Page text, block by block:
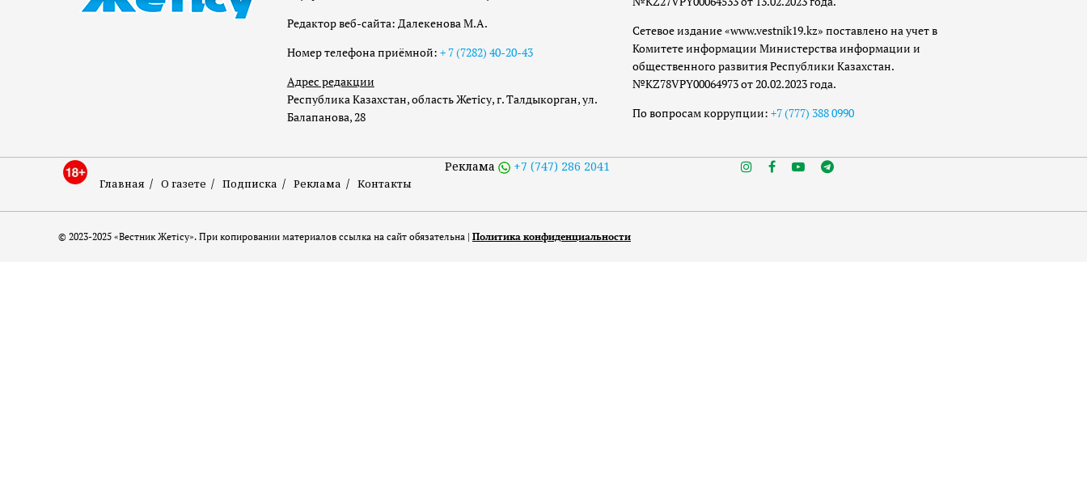
Редактор веб-сайта: Далекенова М.А.
Номер телефона приёмной: + 7 (7282) 40-20-43
Адрес редакции
Республика Казахстан, область Жетісу, г. Талдыкорган, ул.
Балапанова, 28
Сетевое издание «www.vestnik19.kz» поставлено на учет в
Комитете информации Министерства информации и
общественного развития Республики Казахстан.
№KZ78VPY00064973 от 20.02.2023 года.
По вопросам коррупции: +7 (777) 388 0990
Главная О газете Подписка Реклама Контакты
Реклама +7 (747) 286 2041
© 2023-2025 «Вестник Жетісу». При копировании материалов ссылка на сайт обязательна | Политика конфиденциальности